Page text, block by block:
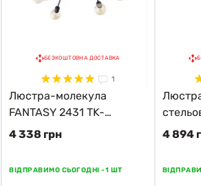
БЕЗКОШТОВНА ДОСТАВКА
1
Люстра-молекула
FANTASY 2431 TK-
Lighting чорний
4 338 грн
ВІДПРАВИМО СЬОГОДНІ -1 ШТ
4 894